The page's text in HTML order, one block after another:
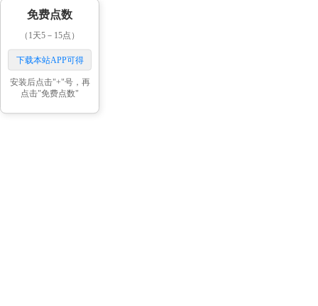
免费点数
（1天5－15点）
下载本站APP可得
安装后点击"+"号，再
点击"免费点数"